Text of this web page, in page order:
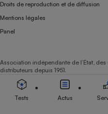
Droits de reproduction et de diffusion
Mentions légales
Panel
Association indépendante de l’État,
distributeurs depuis 1951.
Tests Actus